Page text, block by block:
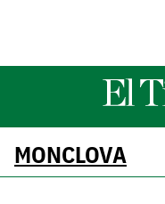
MONCLOVA